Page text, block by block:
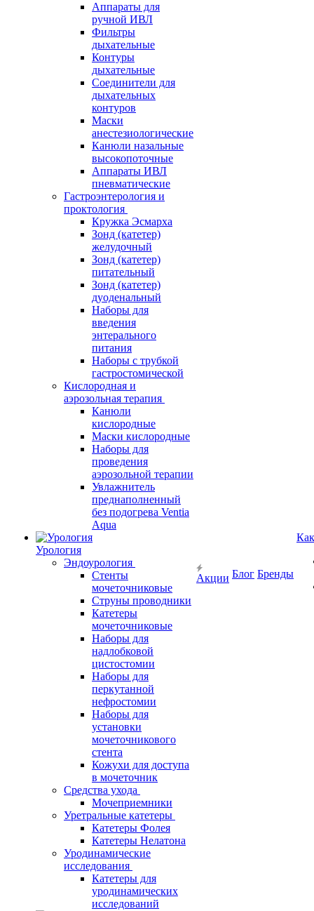
Аппараты для
ручной ИВЛ
Фильтры
дыхательные
Контуры
дыхательные
Соединители для
дыхательных
контуров
Маски
анестезиологические
Канюли назальные
высокопоточные
Аппараты ИВЛ
пневматические
Гастроэнтерология и
проктология
Кружка Эсмарха
Зонд (катетер)
желудочный
Зонд (катетер)
питательный
Зонд (катетер)
дуоденальный
Наборы для
введения
энтерального
питания
Наборы с трубкой
гастростомической
Кислородная и
аэрозольная терапия
Канюли
кислородные
Маски кислородные
Наборы для
проведения
аэрозольной терапии
Увлажнитель
преднаполненный
без подогрева Ventia
Aqua
Урология
Эндоурология
Стенты
мочеточниковые
Струны проводники
Катетеры
мочеточниковые
Наборы для
надлобковой
цистостомии
Наборы для
перкутанной
нефростомии
Наборы для
установки
мочеточникового
стента
Кожухи для доступа
в мочеточник
Средства ухода
Мочеприемники
Уретральные катетеры
Катетеры Фолея
Катетеры Нелатона
Уродинамические
исследования
Катетеры для
уродинамических
исследований
Акции Блог Бренды